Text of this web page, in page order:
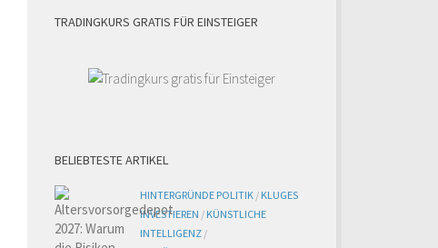
TRADINGKURS GRATIS FÜR EINSTEIGER
BELIEBTESTE ARTIKEL
HINTERGRÜNDE POLITIK / KLUGES
INVESTIEREN / KÜNSTLICHE
INTELLIGENZ /